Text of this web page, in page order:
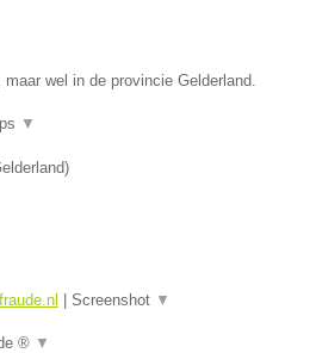
wel in de provincie Gelderland.
▼
)
Screenshot ▼
® ▼